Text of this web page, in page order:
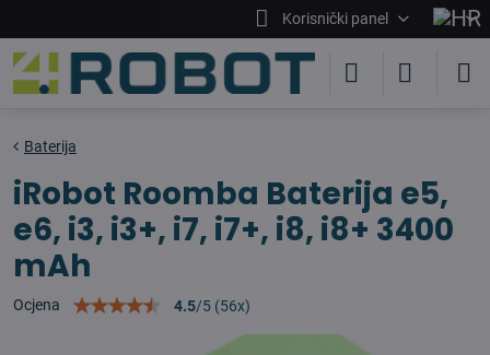
Korisnički panel
Baterija
iRobot Roomba Baterija e5,
e6, i3, i3+, i7, i7+, i8, i8+ 3400
mAh
Ocjena 4.5/5 (56x)